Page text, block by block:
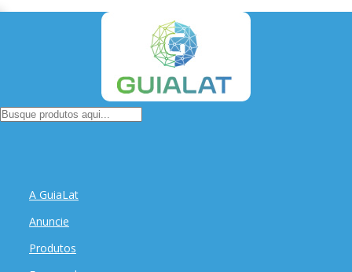
A GuiaLat
Anuncie
Produtos